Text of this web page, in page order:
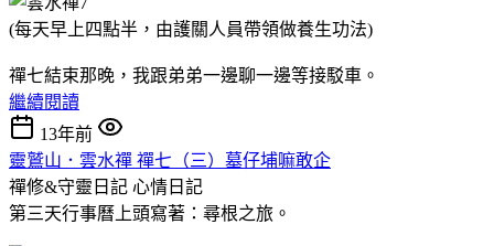
(每天早上四點半，由護關人員帶領做養生功法)
禪七結束那晚，我跟弟弟一邊聊一邊等接駁車。
繼續閱讀
13年前
靈鷲山．雲水禪 禪七（三）墓仔埔嘛敢企
禪修&守靈日記 心情日記
第三天行事曆上頭寫著：尋根之旅。